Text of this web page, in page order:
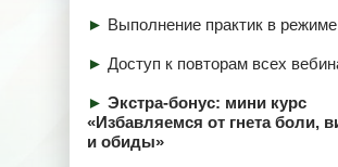
► Выполнение практик в
► Доступ к повторам всех
► Экстра-бонус: мини курс
«Избавляемся от гнета боли,
и обиды»